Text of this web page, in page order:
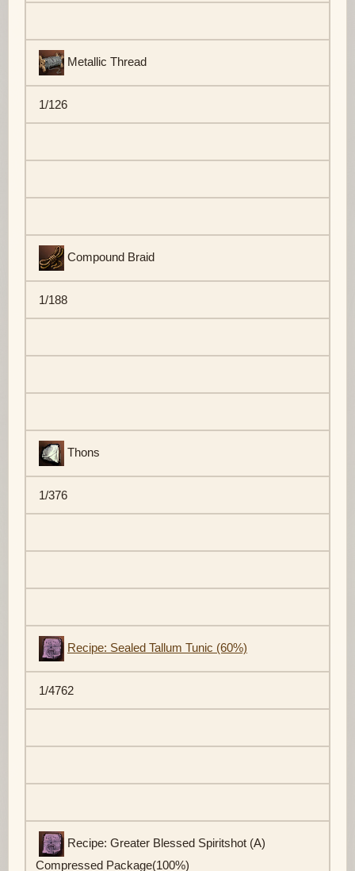
Metallic Thread
1/126
Compound Braid
1/188
Thons
1/376
Recipe: Sealed Tallum Tunic (60%)
1/4762
Recipe: Greater Blessed Spiritshot (A)
Compressed Package(100%)